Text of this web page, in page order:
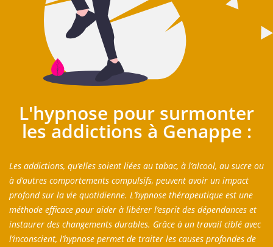
L'hypnose pour surmonter
les addictions à Genappe :
Les addictions, qu’elles soient liées au tabac, à l’alcool, au sucre ou
à d’autres comportements compulsifs, peuvent avoir un impact
profond sur la vie quotidienne. L’hypnose thérapeutique est une
méthode efficace pour aider à libérer l’esprit des dépendances et
instaurer des changements durables. Grâce à un travail ciblé avec
l’inconscient, l’hypnose permet de traiter les causes profondes de